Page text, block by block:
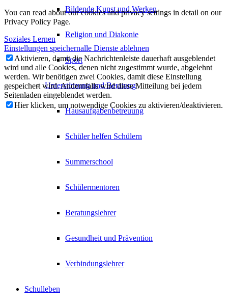
Bildende Kunst und Werken
Religion und Diakonie
Sport
Unterstützung und Beratung
Hausaufgabenbetreuung
Schüler helfen Schülern
Summerschool
Schülermentoren
Beratungslehrer
Gesundheit und Prävention
Verbindungslehrer
Schulleben
You can read about our cookies and privacy settings in detail on our
Privacy Policy Page.
Soziales Lernen
Einstellungen speichernalle Dienste ablehnen
Aktivieren, damit die Nachrichtenleiste dauerhaft ausgeblendet
wird und alle Cookies, denen nicht zugestimmt wurde, abgelehnt
werden. Wir benötigen zwei Cookies, damit diese Einstellung
gespeichert wird. Andernfalls wird diese Mitteilung bei jedem
Seitenladen eingeblendet werden.
Hier klicken, um notwendige Cookies zu aktivieren/deaktivieren.